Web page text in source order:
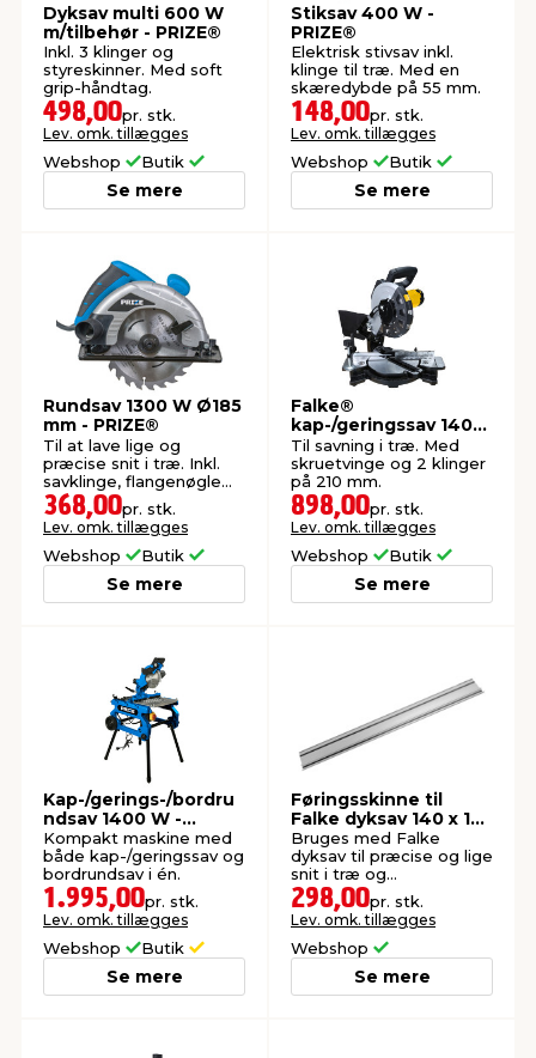
Dyksav multi 600 W
m/tilbehør - PRIZE®
Inkl. 3 klinger og
styreskinner. Med soft
grip-håndtag.
498,00pr. stk.
Lev. omk. tillægges
Webshop Butik
Se mere
Stiksav 400 W -
PRIZE®
Elektrisk stivsav inkl.
klinge til træ. Med en
skæredybde på 55 mm.
148,00pr. stk.
Lev. omk. tillægges
Webshop Butik
Se mere
Rundsav 1300 W Ø185
mm - PRIZE®
Til at lave lige og
præcise snit i træ. Inkl.
savklinge, flangenøgle
og parallelanslag.
368,00pr. stk.
Lev. omk. tillægges
Webshop Butik
Se mere
Falke®
kap-/geringssav 1400
W
Til savning i træ. Med
skruetvinge og 2 klinger
på 210 mm.
898,00pr. stk.
Lev. omk. tillægges
Webshop Butik
Se mere
Kap-/gerings-/bordru
ndsav 1400 W -
PRIZE®
Kompakt maskine med
både kap-/geringssav og
bordrundsav i én.
1.995,00pr. stk.
Lev. omk. tillægges
Webshop Butik
Se mere
Føringsskinne til
Falke dyksav 140 x 18
cm
Bruges med Falke
dyksav til præcise og lige
snit i træ og
pladematerialer
298,00pr. stk.
Lev. omk. tillægges
Webshop
Se mere